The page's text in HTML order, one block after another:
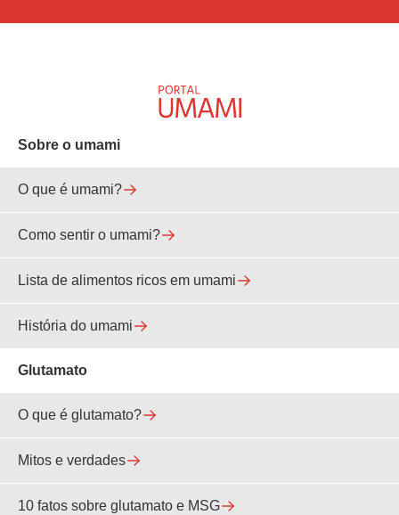
Sobre o umami
O que é umami?
Como sentir o umami?
Lista de alimentos ricos em umami
História do umami
Glutamato
O que é glutamato?
Mitos e verdades
10 fatos sobre glutamato e MSG